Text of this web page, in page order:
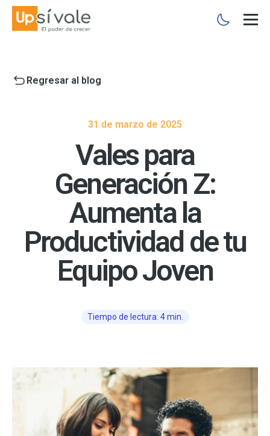
Regresar al blog
31 de marzo de 2025
Vales para
Generación Z:
Aumenta la
Productividad de tu
Equipo Joven
Tiempo de lectura: 4 min.